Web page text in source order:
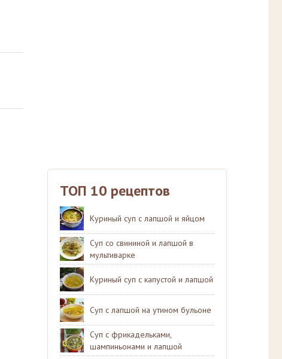
ТОП 10 рецептов
Куриный суп с лапшой и яйцом
Суп со свининой и лапшой в
мультиварке
Куриный суп с капустой и лапшой
Суп с лапшой на утином бульоне
Суп с фрикадельками,
шампиньонами и лапшой